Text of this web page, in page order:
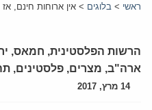
ראשי > בלוגים > אין ארוחות חינם,
הרשות הפלסטינית, חמאס,
ארה"ב, מצרים, פלסטינים,
14 מרץ, 2017